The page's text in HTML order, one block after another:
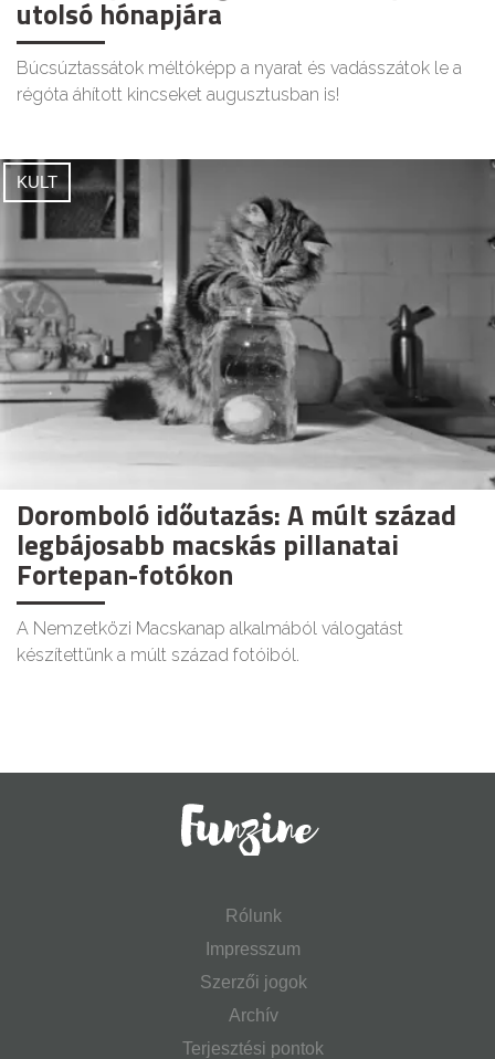
utolsó hónapjára
Búcsúztassátok méltóképp a nyarat és vadásszátok le a
régóta áhított kincseket augusztusban is!
KULT
Doromboló időutazás: A múlt század
legbájosabb macskás pillanatai
Fortepan-fotókon
A Nemzetközi Macskanap alkalmából válogatást
készítettünk a múlt század fotóiból.
Rólunk
Impresszum
Szerzői jogok
Archív
Terjesztési pontok